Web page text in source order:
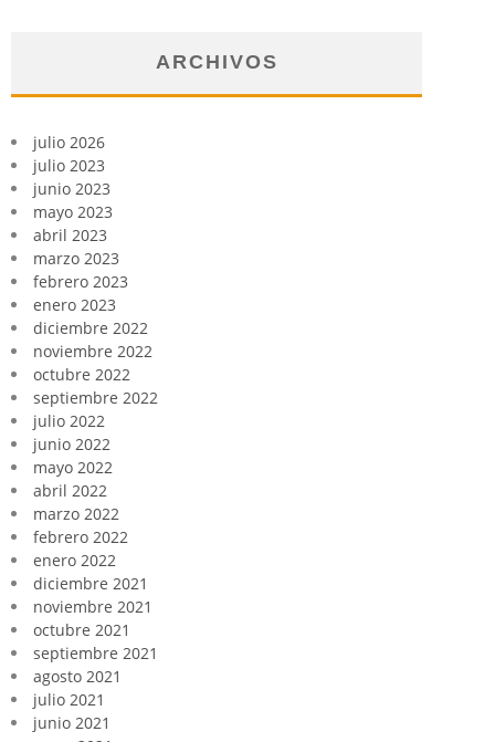
ARCHIVOS
julio 2026
julio 2023
junio 2023
mayo 2023
abril 2023
marzo 2023
febrero 2023
enero 2023
diciembre 2022
noviembre 2022
octubre 2022
septiembre 2022
julio 2022
junio 2022
mayo 2022
abril 2022
marzo 2022
febrero 2022
enero 2022
diciembre 2021
noviembre 2021
octubre 2021
septiembre 2021
agosto 2021
julio 2021
junio 2021